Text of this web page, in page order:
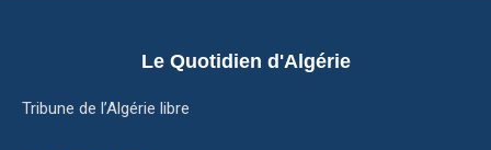
Le Quotidien d'Algérie
Tribune de l’Algérie libre